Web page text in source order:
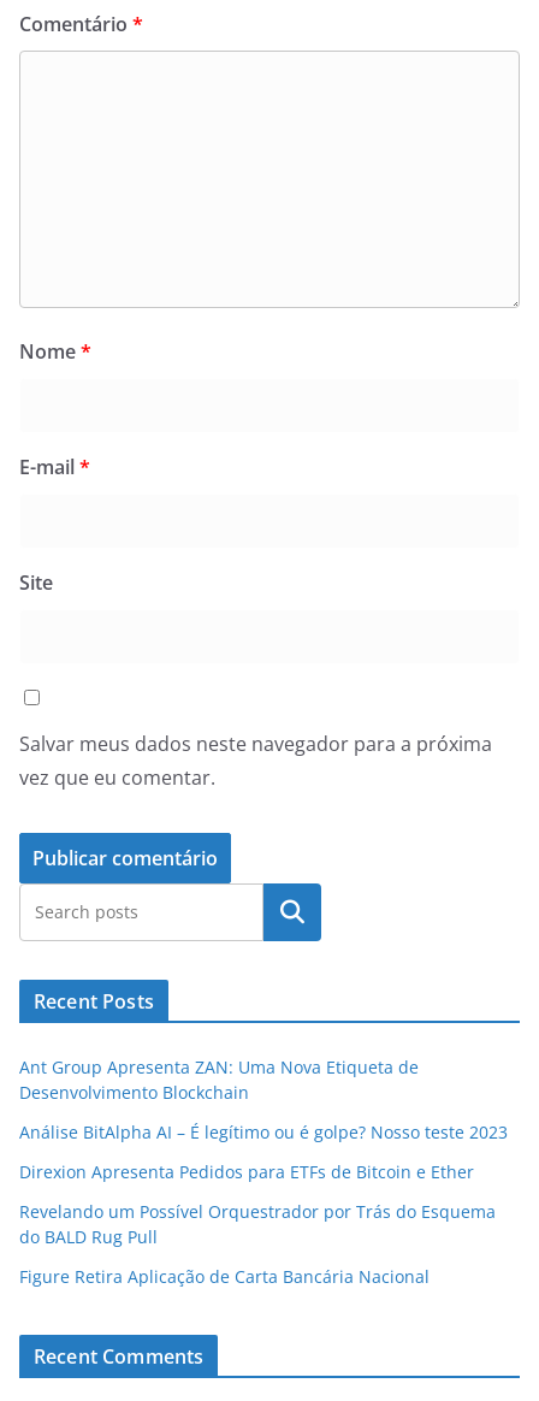
Comentário *
Nome*
E-mail*
Site
Salvar meus dados neste navegador para a próxima
vez que eu comentar.
Pesquisar
Recent Posts
Ant Group Apresenta ZAN: Uma Nova Etiqueta de
Desenvolvimento Blockchain
Análise BitAlpha AI – É legítimo ou é golpe? Nosso teste 2023
Direxion Apresenta Pedidos para ETFs de Bitcoin e Ether
Revelando um Possível Orquestrador por Trás do Esquema
do BALD Rug Pull
Figure Retira Aplicação de Carta Bancária Nacional
Recent Comments